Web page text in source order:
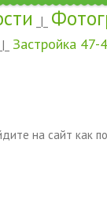
_|_
_|_ Застройка 47-
на сайт как